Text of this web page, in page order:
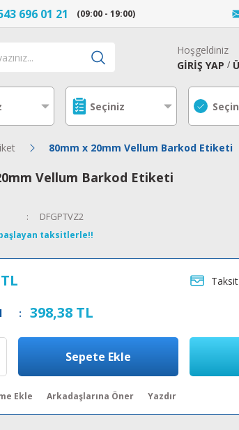
696 01 21 (09:00 - 19:00)
Hoşgeldiniz
GİRİŞ YAP /
80mm x 20mm Vellum Barkod Etiketi
Vellum Barkod Etiketi
DFGPTVZ2
başlayan taksitlerle!!
: 398,38 TL
Sepete Ekle
Arkadaşlarına Öner Yazdır